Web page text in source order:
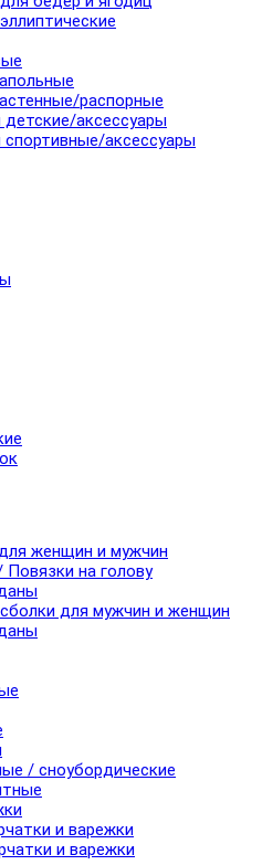
распорные
аксессуары
аксессуары
женщин и мужчин
на голову
для мужчин и женщин
/ сноубордические
и варежки
и варежки